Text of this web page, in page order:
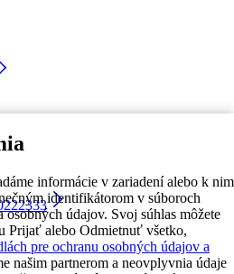
informácie v zariadení alebo k nim
identifikátorom v súboroch
osobných údajov. Svoj súhlas môžete
Prijať alebo Odmietnuť všetko,
pre ochranu osobných údajov a
našim partnerom a neovplyvnia údaje